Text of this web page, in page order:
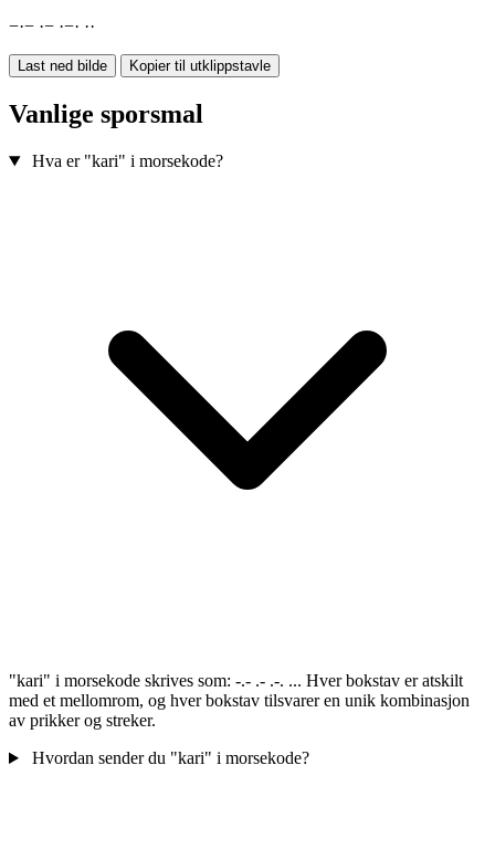
−·− ·− ·−· ··
Last ned bilde Kopier til utklippstavle
Vanlige sporsmal
Hva er "kari" i morsekode?
"kari" i morsekode skrives som: -.- .- .-. ... Hver bokstav er atskilt
med et mellomrom, og hver bokstav tilsvarer en unik kombinasjon
av prikker og streker.
Hvordan sender du "kari" i morsekode?